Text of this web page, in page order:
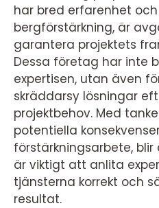
har bred erfarenhet
bergförstärkning, är
garantera projektets
Dessa företag har inte
expertisen, utan även
skräddarsy lösningar
projektbehov. Med
potentiella
förstärkningsarbete,
är viktigt att anlita
tjänsterna korrekt och
resultat.